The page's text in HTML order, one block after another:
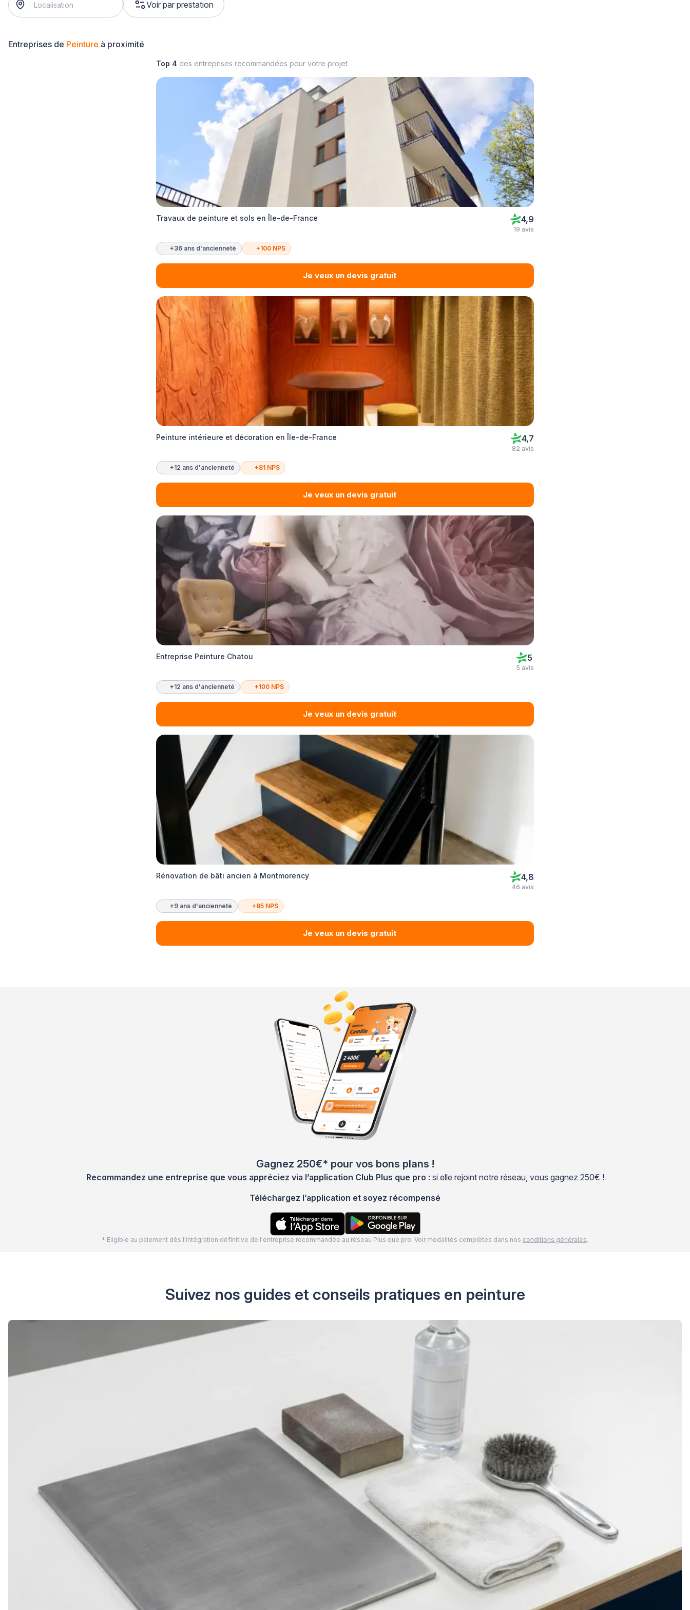
Voir par prestation
Entreprises de Peinture à proximité
Top 4 des entreprises recommandées pour votre projet
Travaux de peinture et sols en Île-de-France 4,9
19 avis
+36 ans d'ancienneté +100 NPS
Je veux un devis gratuit
Peinture intérieure et décoration en Île-de-France 4,7
82 avis
+12 ans d'ancienneté +81 NPS
Je veux un devis gratuit
Entreprise Peinture Chatou 5
5 avis
+12 ans d'ancienneté +100 NPS
Je veux un devis gratuit
Rénovation de bâti ancien à Montmorency 4,8
46 avis
+9 ans d'ancienneté +85 NPS
Je veux un devis gratuit
Gagnez 250€* pour vos bons plans !
Recommandez une entreprise que vous appréciez via l’application Club Plus que pro : si elle rejoint notre réseau, vous gagnez 250€ !
Téléchargez l’application et soyez récompensé
* Eligible au paiement dès l'intégration définitive de l'entreprise recommandée au réseau Plus que pro. Voir modalités complètes dans nos conditions générales.
Suivez nos guides et conseils pratiques en peinture